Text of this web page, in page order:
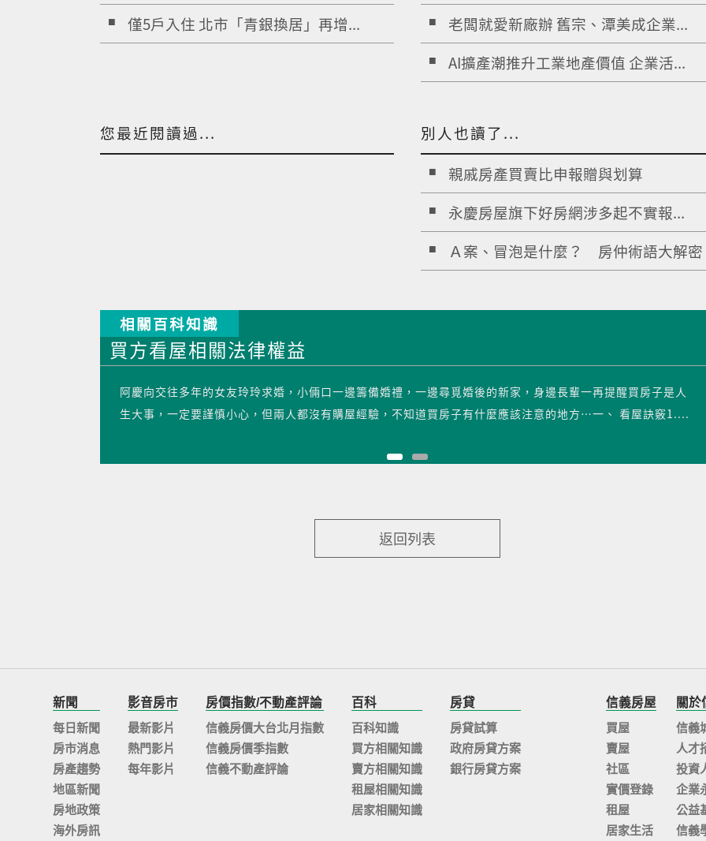
僅5戶入住 北市「青銀換居」再增...
老闆就愛新廠辦 舊宗、潭美成企業...
AI擴產潮推升工業地產價值 企業活...
您最近閱讀過...
別人也讀了...
親戚房產買賣比申報贈與划算
永慶房屋旗下好房網涉多起不實報...
Ａ案、冒泡是什麼？ 房仲術語大解密
相關百科知識
買方看屋相關法律權益
阿慶向交往多年的女友玲玲求婚，小倆口一邊籌備婚禮，一邊尋覓婚後的新家，身邊長輩一再提醒買房子是人
生大事，一定要謹慎小心，但兩人都沒有購屋經驗，不知道買房子有什麼應該注意的地方…一、 看屋訣竅1....
返回列表
新聞
每日新聞
房市消息
房產趨勢
地區新聞
房地政策
海外房訊
影音房市
最新影片
熱門影片
每年影片
房價指數/不動產評論
信義房價大台北月指數
信義房價季指數
信義不動產評論
百科
百科知識
買方相關知識
賣方相關知識
租屋相關知識
居家相關知識
房貸
房貸試算
政府房貸方案
銀行房貸方案
信義房屋
買屋
賣屋
社區
實價登錄
租屋
居家生活
關於
信義
人才
投資
企業
公益
信義